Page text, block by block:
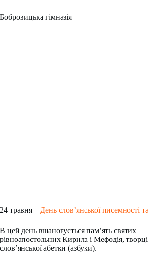
до
вмісту
Бобровицька гімназія
24 травня – День слов’янської писемності
В цей день вшановується пам’ять святих
рівноапостольних Кирила і Мефодія,
слов’янської абетки (азбуки).